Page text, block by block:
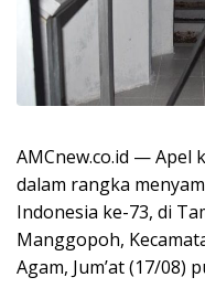
AMCnew.co.id — Apel
dalam rangka
Indonesia ke-73, di
Manggopoh,
Agam, Jum’at (17/08)